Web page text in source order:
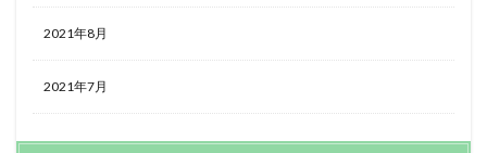
2021年8月
2021年7月